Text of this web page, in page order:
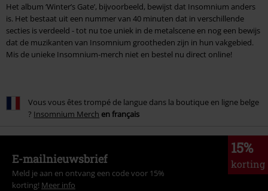
Het album ‘Winter’s Gate’, bijvoorbeeld, bewijst dat Insomnium anders
is. Het bestaat uit een nummer van 40 minuten dat in verschillende
secties is verdeeld - tot nu toe uniek in de metalscene en nog een bewijs
dat de muzikanten van Insomnium grootheden zijn in hun vakgebied.
Mis de unieke Insomnium-merch niet en bestel nu direct online!
Vous vous êtes trompé de langue dans la boutique en ligne belge
? Insomnium Merch en français
15%
korting
E-mailnieuwsbrief
Meld je aan en ontvang een code voor 15%
korting! Meer info